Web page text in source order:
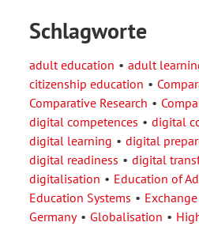
Schlagworte
adult education
adult
citizenship education
Comparative Research
digital competences
digital
digital learning
digital
digital readiness
digital
digitalisation
Education of
Education Systems
Germany
Globalisation